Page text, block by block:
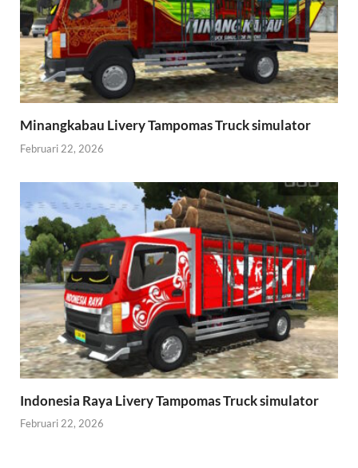
Minangkabau Livery Tampomas Truck simulator
Februari 22, 2026
Indonesia Raya Livery Tampomas Truck simulator
Februari 22, 2026